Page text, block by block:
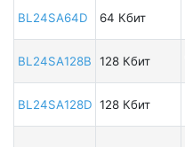
BL24SA64D 64 Кбит
BL24SA128B 128 Кбит
BL24SA128D 128 Кбит